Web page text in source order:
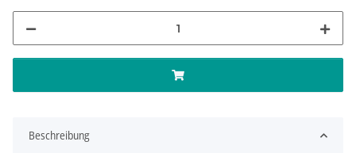
Beschreibung